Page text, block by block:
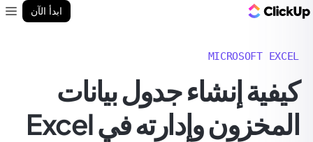
ابدأ الآن
MICROSOFT EXCEL
كيفية إنشاء جدول بيانات
المخزون وإدارته في Excel